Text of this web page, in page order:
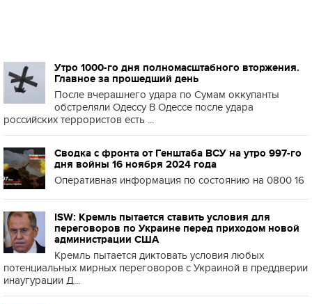
Утро 1000-го дня полномасштабного вторжения.
Главное за прошедший день
После вчерашнего удара по Сумам оккупанты
обстреляли Одессу В Одессе после удара
российских террористов есть ...
Сводка с фронта от Генштаба ВСУ на утро 997-го
дня войны 16 ноября 2024 года
Оперативная информация по состоянию на 0800 16
ISW: Кремль пытается ставить условия для
переговоров по Украине перед приходом новой
администрации США
Кремль пытается диктовать условия любых
потенциальных мирных переговоров с Украиной в преддверии
инаугурации Д...